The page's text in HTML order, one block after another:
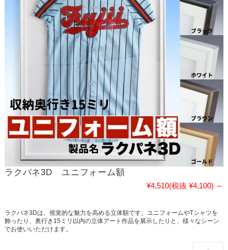
ラクパネ3D ユニフォーム額
¥4,510(税抜 ¥4,100) ～
ラクパネ3Dは、視覚的な魅力を高める立体額です。ユニフォームやTシャツを
飾ったり、奥行き15ミリ以内の立体アート作品を展示したりと、様々なシーン
でお使いいただけます。